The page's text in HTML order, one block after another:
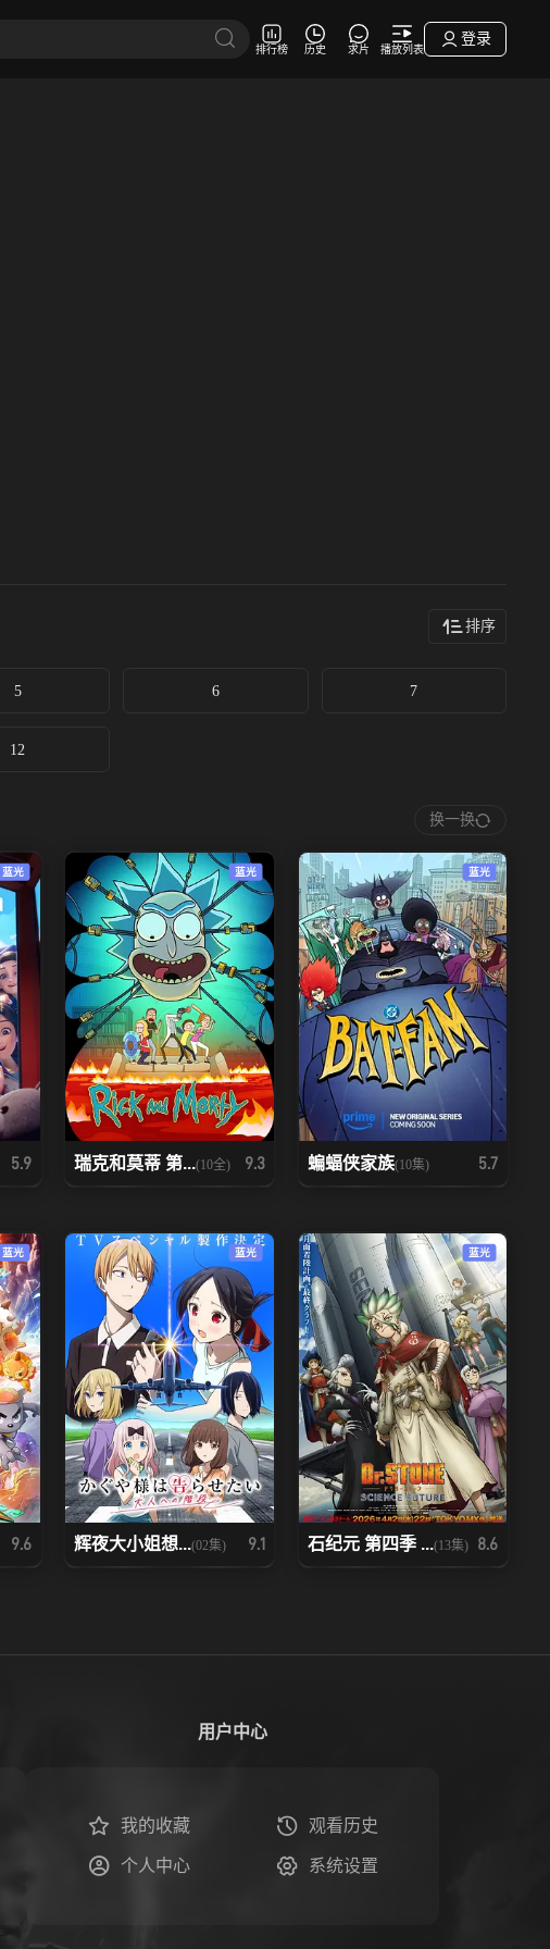
排行榜 历史 求片 播放列表
登录
排序
5 6 7
12
换一换
蓝光
5.9
蓝光
瑞克和莫蒂 第...(10全) 9.3
蓝光
蝙蝠侠家族(10集) 5.7
蓝光
9.6
蓝光
辉夜大小姐想...(02集) 9.1
蓝光
石纪元 第四季 ...(13集) 8.6
用户中心
我的收藏 观看历史
个人中心 系统设置